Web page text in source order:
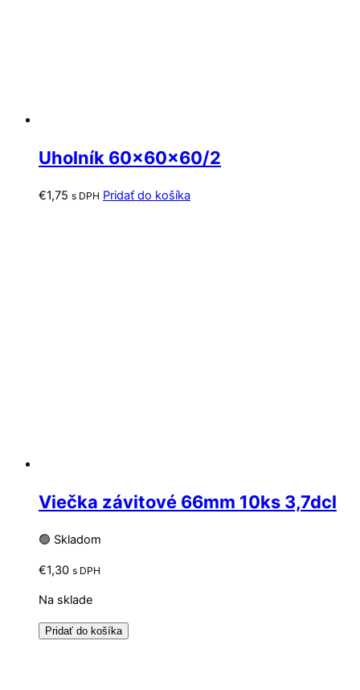
Uholník 60x60x60/2
€1,75 s DPH Pridať do košíka
Viečka závitové 66mm 10ks 3,7dcl
🟢 Skladom
€1,30 s DPH
Na sklade
Pridať do košíka